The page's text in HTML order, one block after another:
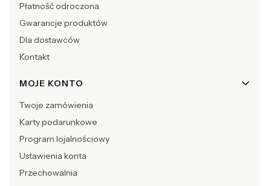
Płatność odroczona
Gwarancje produktów
Dla dostawców
Kontakt
MOJE KONTO
Twoje zamówienia
Karty podarunkowe
Program lojalnościowy
Ustawienia konta
Przechowalnia